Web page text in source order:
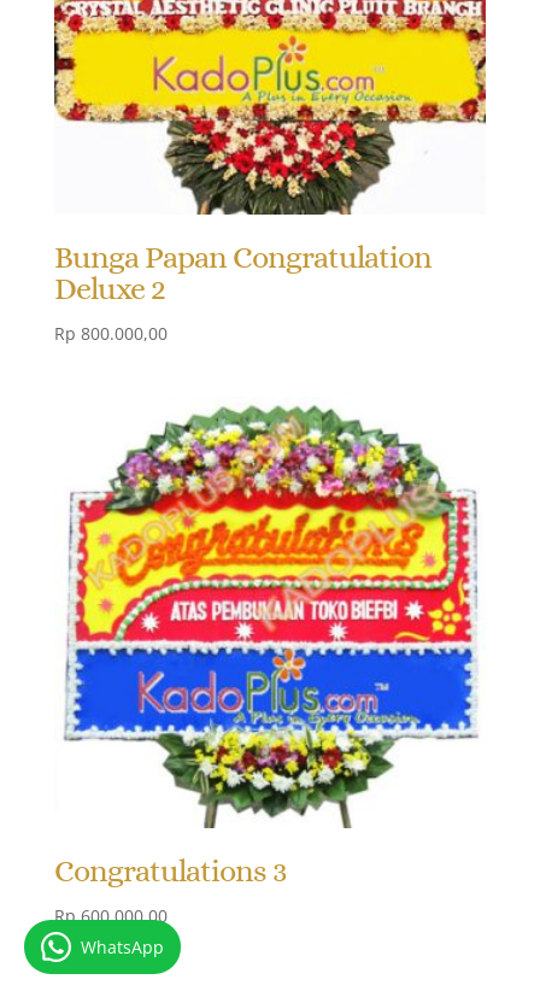
Bunga Papan Congratulation
Deluxe 2
Rp 800.000,00
Congratulations 3
Rp600.000,00
WhatsApp